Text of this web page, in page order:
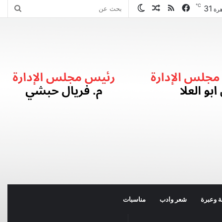
الوضع مقال ملخص
فيسبوك 31
℃
وعبرة شعر وادب مناسبات